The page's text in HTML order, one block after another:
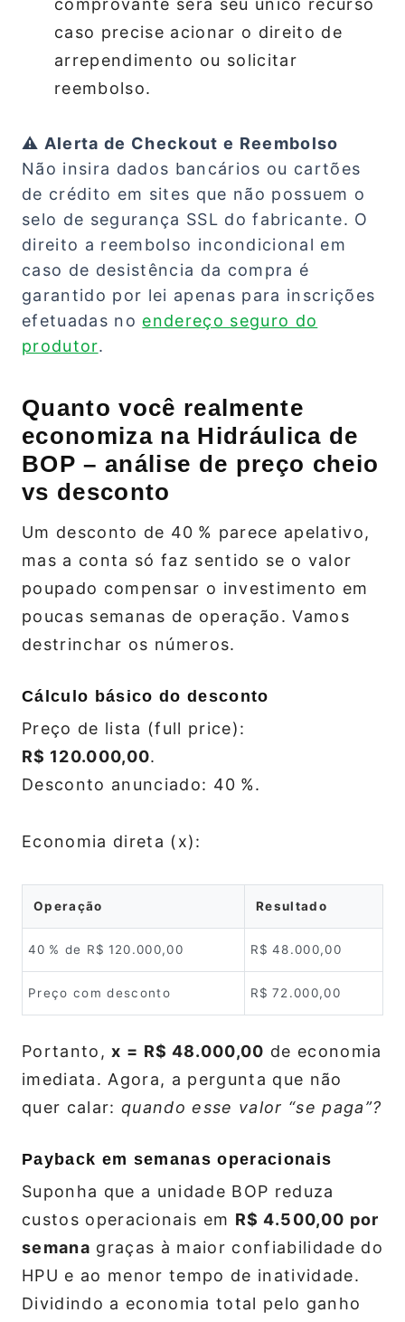
comprovante será seu único recurso
caso precise acionar o direito de
arrependimento ou solicitar
reembolso.
⚠️ Alerta de Checkout e Reembolso
Não insira dados bancários ou cartões
de crédito em sites que não possuem o
selo de segurança SSL do fabricante. O
direito a reembolso incondicional em
caso de desistência da compra é
garantido por lei apenas para inscrições
efetuadas no endereço seguro do
produtor.
Quanto você realmente
economiza na Hidráulica de
BOP – análise de preço cheio
vs desconto
Um desconto de 40 % parece apelativo,
mas a conta só faz sentido se o valor
poupado compensar o investimento em
poucas semanas de operação. Vamos
destrinchar os números.
Cálculo básico do desconto
Preço de lista (full price):
R$ 120.000,00.
Desconto anunciado: 40 %.
Economia direta (x):
Operação Resultado
40 % de R$ 120.000,00 R$ 48.000,00
Preço com desconto R$ 72.000,00
Portanto,x = R$ 48.000,00 de economia
imediata. Agora, a pergunta que não
quer calar: quando esse valor “se paga”?
Payback em semanas operacionais
Suponha que a unidade BOP reduza
custos operacionais em R$ 4.500,00 por
semana graças à maior confiabilidade do
HPU e ao menor tempo de inatividade.
Dividindo a economia total pelo ganho